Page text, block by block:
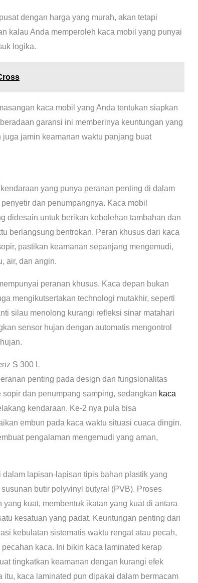
dengan harga yang murah, akan tetapi
kalau Anda memperoleh kaca mobil yang punyai
logika.
kaca mobil yang Anda tentukan siapkan
garansi ini memberinya keuntungan yang
jamin keamanan waktu panjang buat
yang punya peranan penting di dalam
dan penumpangnya. Kaca mobil
didesain untuk berikan kebolehan tambahan dan
berlangsung bentrokan. Peran khusus dari kaca
pastikan keamanan sepanjang mengemudi,
air, dan angin.
peranan khusus. Kaca depan bukan
mengikutsertakan technologi mutakhir, seperti
silau menolong kurangi refleksi sinar matahari
sensor hujan dengan automatis mengontrol
S 300 L
penting pada design dan fungsionalitas
dan penumpang samping, sedangkan kaca
kendaraan. Ke-2 nya pula bisa
embun pada kaca waktu situasi cuaca dingin.
pengalaman mengemudi yang aman,
lapisan-lapisan tipis bahan plastik yang
butir polyvinyl butyral (PVB). Proses
kuat, membentuk ikatan yang kuat di antara
kesatuan yang padat. Keuntungan penting dari
kebulatan sistematis waktu rengat atau pecah,
kaca. Ini bikin kaca laminated kerap
tingkatkan keamanan dengan kurangi efek
kaca laminated pun dipakai dalam bermacam